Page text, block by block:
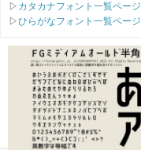
▷ カタカナフォント一覧ページ
▷ひらがなフォント一覧ページ